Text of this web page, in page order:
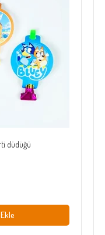
düdüğü